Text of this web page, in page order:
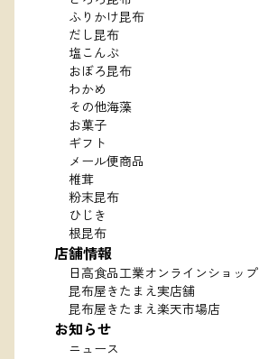
ふりかけ昆布
だし昆布
塩こんぶ
おぼろ昆布
わかめ
その他海藻
お菓子
ギフト
メール便商品
椎茸
粉末昆布
ひじき
根昆布
店舗情報
日高食品工業オンラインショップ
昆布屋きたまえ実店舗
昆布屋きたまえ楽天市場店
お知らせ
ニュース